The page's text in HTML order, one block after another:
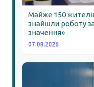
Майже 150
знайшли роботу
значення»
07.08.2026